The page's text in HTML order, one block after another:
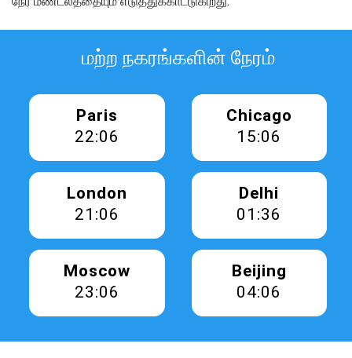
மற்ற நகரங்களின் நேரம்
Paris
22:06
Chicago
15:06
London
21:06
Delhi
01:36
Moscow
23:06
Beijing
04:06